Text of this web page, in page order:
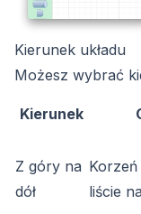
Kierunek układu
Możesz wybrać
Kierunek
Z góry na
dół
liście